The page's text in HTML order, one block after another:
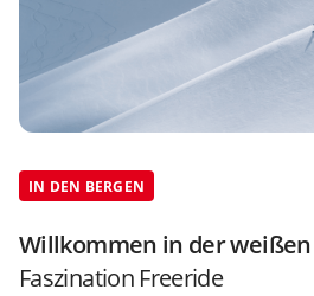
IN DEN BERGEN
Willkommen in der
Faszination Freeride